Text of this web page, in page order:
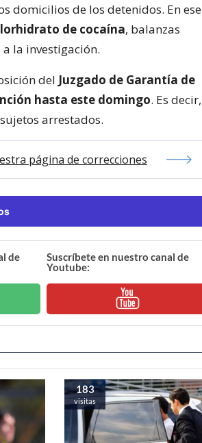
domicilios de los detenidos. En ese
de cocaína, balanzas
la investigación.
del Juzgado de Garantía de
hasta este domingo. Es decir,
arrestados.
página de correcciones
de
Suscríbete en nuestro canal de
Youtube:
183
visitas